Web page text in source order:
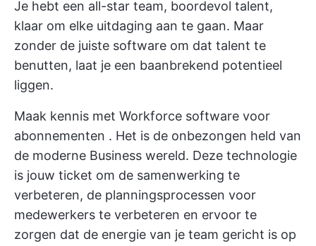
Je hebt een all-star team, boordevol talent,
klaar om elke uitdaging aan te gaan. Maar
zonder de juiste software om dat talent te
benutten, laat je een baanbrekend potentieel
liggen.
Maak kennis met Workforce software voor
abonnementen . Het is de onbezongen held van
de moderne Business wereld. Deze technologie
is jouw ticket om de samenwerking te
verbeteren, de planningsprocessen voor
medewerkers te verbeteren en ervoor te
zorgen dat de energie van je team gericht is op